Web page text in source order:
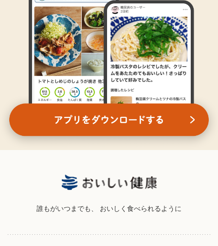
誰もがいつまでも、 おいしく食べられるように